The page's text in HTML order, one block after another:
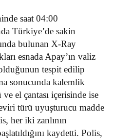
saat 04:00
Türkiye’de sakin
bulunan X-Ray
esnada Apay’ın valiz
tespit edilip
sonucunda kalemlik
el çantası içerisinde ise
türü uyuşturucu madde
her iki zanlının
kaydetti. Polis,